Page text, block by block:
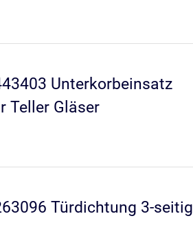
Unterkorbeinsatz
Teller Gläser
Türdichtung 3-seitig